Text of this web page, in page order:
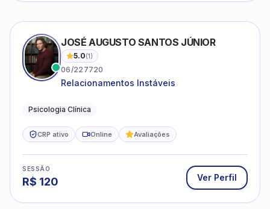
JOSÉ AUGUSTO SANTOS JÚNIOR
5.0(1)
06/227720
Relacionamentos Instáveis
Psicologia Clínica
CRP ativo Online Avaliações
SESSÃO
R$ 120 Ver Perfil